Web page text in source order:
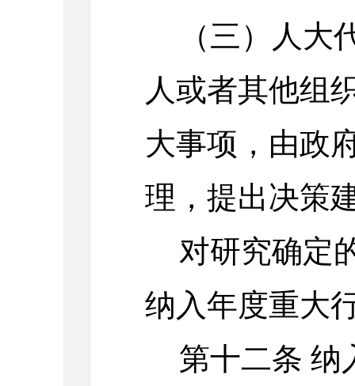
（三）人
人或者其他组
大事项，由政
理，提出决策
对研究确定
纳入年度重大
第十二条 纳